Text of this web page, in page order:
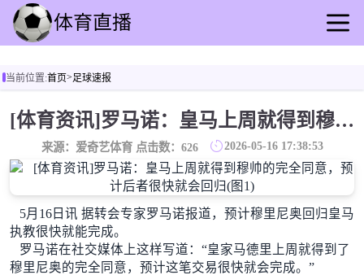
足球直播
篮球直播
足球录播
篮球录播
篮球速报
其他转播
当前位置:首页>足球速报
[体育资讯]罗马诺：皇马上周就得到穆帅的完全同意，预计后者很快就会回归
来源：爱奇艺体育 点击数： 626 2026-05-16 17:38:53
5月16日讯 据转会专家罗马诺报道，预计穆里尼奥回归皇马
执教很快就能完成。
罗马诺在社交媒体上这样写道：“皇家马德里上周就得到了
穆里尼奥的完全同意，预计这笔交易很快就会完成。”